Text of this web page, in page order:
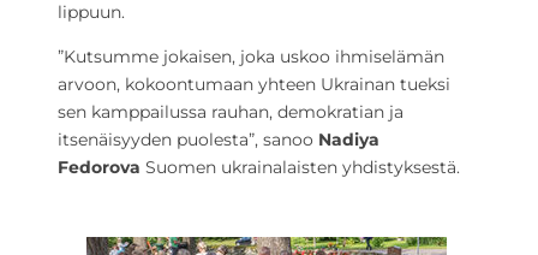
lippuun.
”Kutsumme jokaisen, joka uskoo ihmiselämän
arvoon, kokoontumaan yhteen Ukrainan tueksi
sen kamppailussa rauhan, demokratian ja
itsenäisyyden puolesta”, sanoo Nadiya
Fedorova Suomen ukrainalaisten yhdistyksestä.